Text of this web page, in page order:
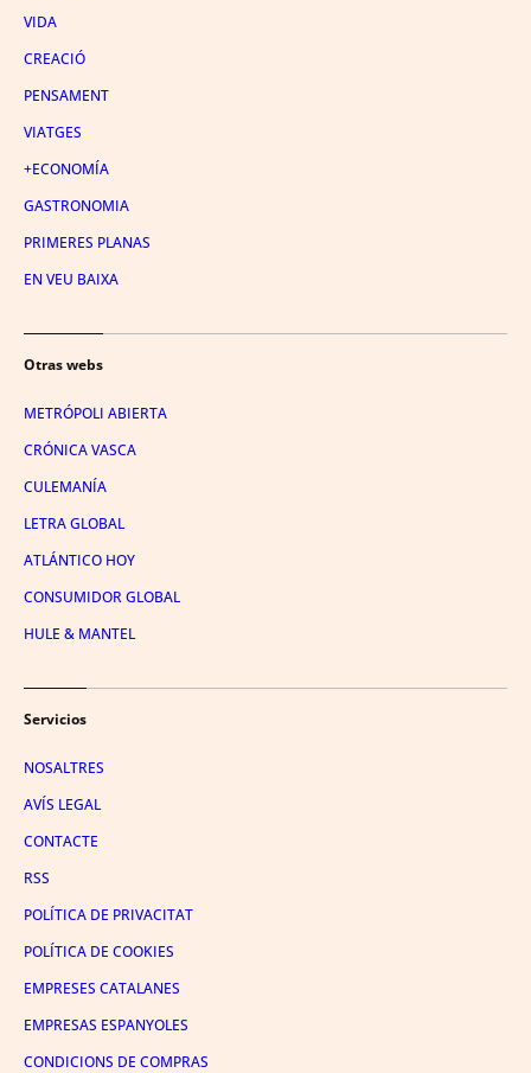
VIDA
CREACIÓ
PENSAMENT
VIATGES
+ECONOMÍA
GASTRONOMIA
PRIMERES PLANAS
EN VEU BAIXA
Otras webs
METRÓPOLI ABIERTA
CRÓNICA VASCA
CULEMANÍA
LETRA GLOBAL
ATLÁNTICO HOY
CONSUMIDOR GLOBAL
HULE & MANTEL
Servicios
NOSALTRES
AVÍS LEGAL
CONTACTE
RSS
POLÍTICA DE PRIVACITAT
POLÍTICA DE COOKIES
EMPRESES CATALANES
EMPRESAS ESPANYOLES
CONDICIONS DE COMPRAS